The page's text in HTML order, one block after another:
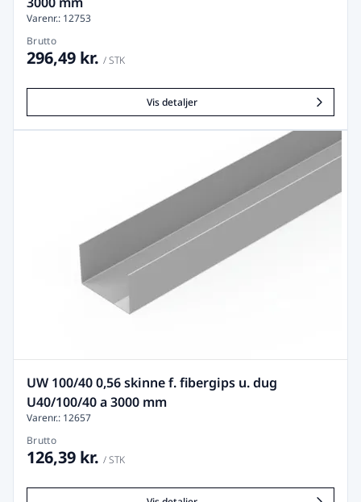
Varenr.: 12753
Brutto
296,49 kr. / STK
Vis detaljer
UW 100/40 0,56 skinne f. fibergips u. dug
U40/100/40 a 3000 mm
Varenr.: 12657
Brutto
126,39 kr. / STK